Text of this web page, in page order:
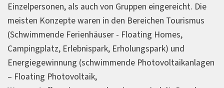
Einzelpersonen, als auch von Gruppen eingereicht. Die
meisten Konzepte waren in den Bereichen Tourismus
(Schwimmende Ferienhäuser - Floating Homes,
Campingplatz, Erlebnispark, Erholungspark) und
Energiegewinnung (schwimmende Photovoltaikanlagen
– Floating Photovoltaik,